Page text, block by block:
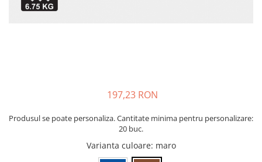
Pixuri metalice
Finelinere
Carioci si creioane colorate
197,23 RON
Produsul se poate personaliza. Cantitate minima pentru personalizare:
20 buc.
Varianta culoare: maro